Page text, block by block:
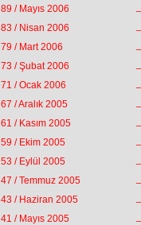
89 / Mayıs 2006
83 / Nisan 2006
79 / Mart 2006
73 / Şubat 2006
71 / Ocak 2006
67 / Aralık 2005
61 / Kasım 2005
59 / Ekim 2005
53 / Eylül 2005
47 / Temmuz 2005
43 / Haziran 2005
41 / Mayıs 2005